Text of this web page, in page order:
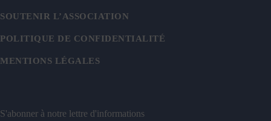
SOUTENIR L’ASSOCIATION
POLITIQUE DE CONFIDENTIALITÉ
MENTIONS LÉGALES
S'abonner à notre lettre d'informations